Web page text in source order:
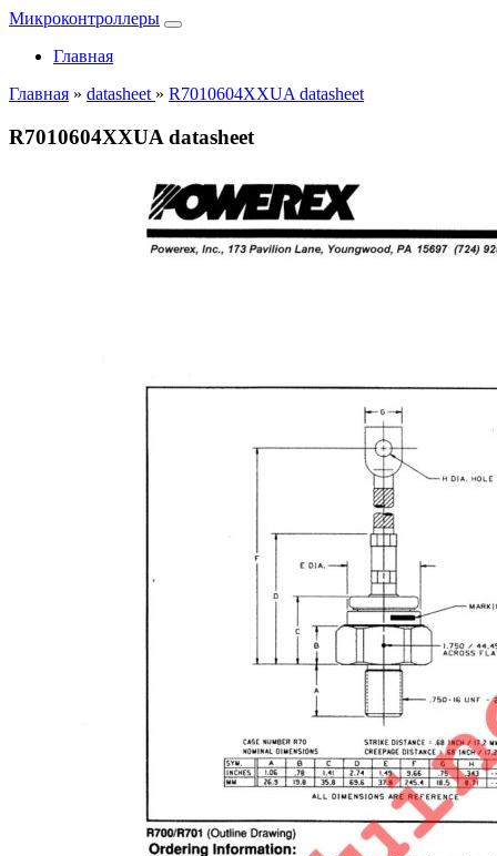
Микроконтроллеры
Главная
Главная » datasheet » R7010604XXUA datasheet
R7010604XXUA datasheet